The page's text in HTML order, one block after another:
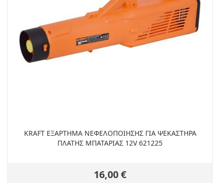
KRAFT ΕΞΑΡΤΗΜΑ ΝΕΦΕΛΟΠΟΙΗΣΗΣ ΓΙΑ ΨΕΚΑΣΤΗΡΑ
ΠΛΑΤΗΣ ΜΠΑΤΑΡΙΑΣ 12V 621225
16,00 €